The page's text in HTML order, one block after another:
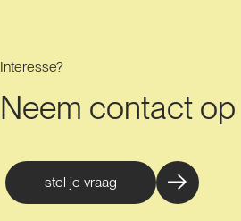
Interesse?
Neem contact op
stel je vraag